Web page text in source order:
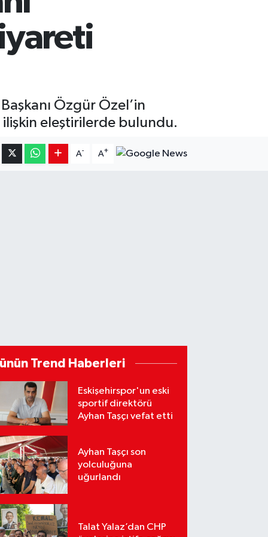
Özgür Özel’in
ilişkin eleştirilerde bulundu.
A- A+
Trend Haberleri
Eskişehirspor'un eski
sportif direktörü
Ayhan Taşçı vefat etti
Ayhan Taşçı son
yolculuğuna
uğurlandı
Talat Yalaz’dan CHP